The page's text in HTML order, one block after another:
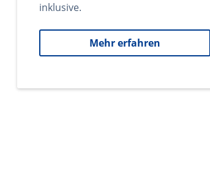
inklusive.
Mehr erfahren